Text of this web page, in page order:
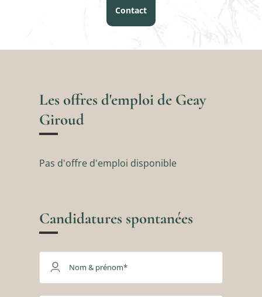
Contact
Les offres d'emploi de Geay
Giroud
Pas d'offre d'emploi disponible
Candidatures spontanées
Nom & prénom*